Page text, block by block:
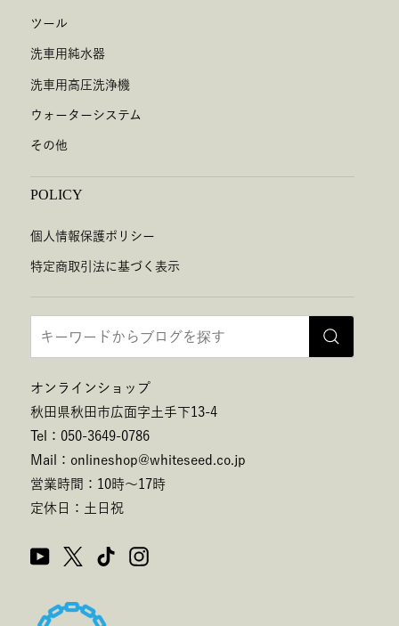
ツール
洗車用純水器
洗車用高圧洗浄機
ウォーターシステム
その他
POLICY
個人情報保護ポリシー
特定商取引法に基づく表示
オンラインショップ
秋田県秋田市広面字土手下13-4
Tel：050-3649-0786
Mail：onlineshop@whiteseed.co.jp
営業時間：10時～17時
定休日：土日祝